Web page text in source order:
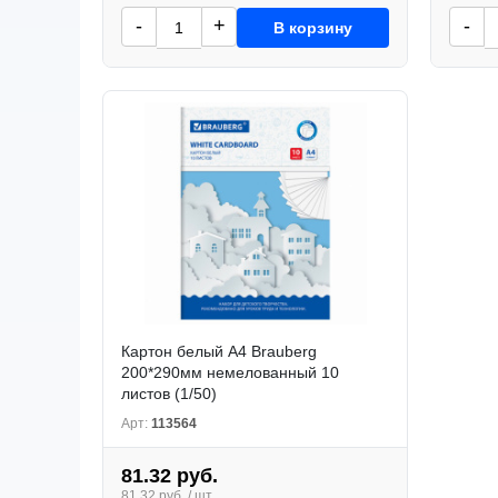
- + В корзину -
Картон белый А4 Brauberg
200*290мм немелованный 10
листов (1/50)
Арт: 113564
81.32 руб.